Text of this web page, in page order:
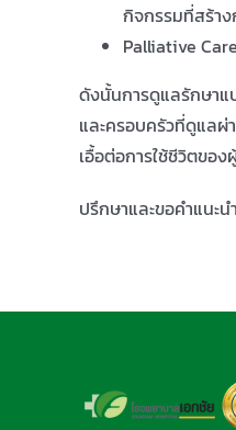
กิจกรรมที่สร้า
Palliative
ดังนั้นการดูแลรักษาแ
และครอบครัวที่ดูแลผ่
เอื้อต่อการใช้ชีวิตขอ
ปรึกษาและขอคำแนะ